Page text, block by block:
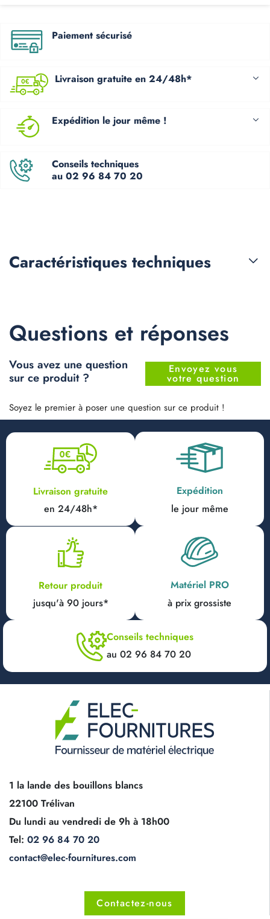
Paiement sécurisé
Livraison gratuite en 24/48h*
Expédition le jour même !
Conseils techniques
au 02 96 84 70 20
Caractéristiques techniques
Questions et réponses
Vous avez une question
sur ce produit ?
Envoyez vous
votre question
Soyez le premier à poser une question sur ce produit !
Livraison gratuite
en 24/48h*
Expédition
le jour même
Retour produit
jusqu'à 90 jours*
Matériel PRO
à prix grossiste
Conseils techniques
au 02 96 84 70 20
1 la lande des bouillons blancs
22100 Trélivan
Du lundi au vendredi de 9h à 18h00
Tel: 02 96 84 70 20
contact@elec-fournitures.com
Contactez-nous